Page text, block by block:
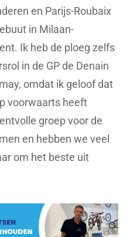
en Parijs-Roubaix
in Milaan-
Ik heb de ploeg zelfs
in de GP de Denain
omdat ik geloof dat
voorwaarts heeft
groep voor de
en hebben we veel
om het beste uit